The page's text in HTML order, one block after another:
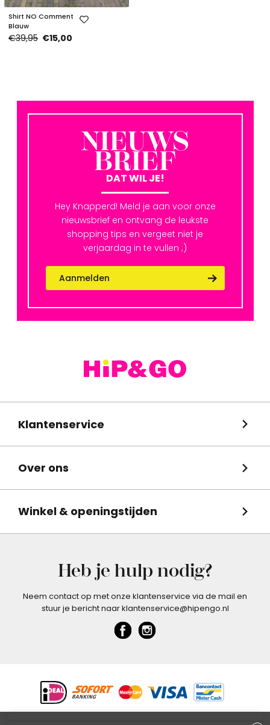
Shirt NO Comment
Blauw
€39,95 €15,00
NIEUWS
BRIEF
DAT WIL JE!
Hey Knapperd! Meld je aan voor onze
nieuwsbrief en ontvang de leukste
shopping tips en vergeet niet je
verjaardag in te vullen ;)
Aanmelden
Klantenservice
Over ons
Winkel & openingstijden
Heb je hulp nodig?
Neem contact op met onze klantenservice via de mail en
stuur je bericht naar klantenservice@hipengo.nl